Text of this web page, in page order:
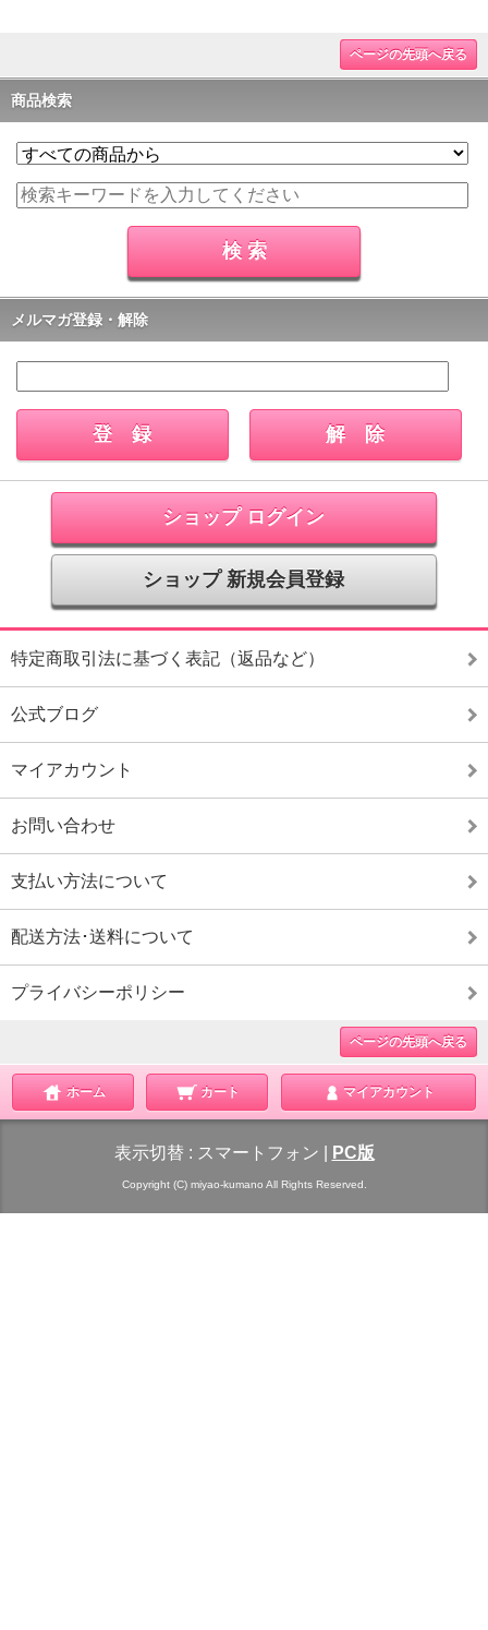
ページの先頭へ戻る
商品検索
メルマガ登録・解除
ショップ ログイン
ショップ 新規会員登録
特定商取引法に基づく表記（返品など）
公式ブログ
マイアカウント
お問い合わせ
支払い方法について
配送方法･送料について
プライバシーポリシー
ページの先頭へ戻る
ホーム カート マイアカウント
表示切替 : スマートフォン PC版
Copyright (C) miyao-kumano All Rights Reserved.